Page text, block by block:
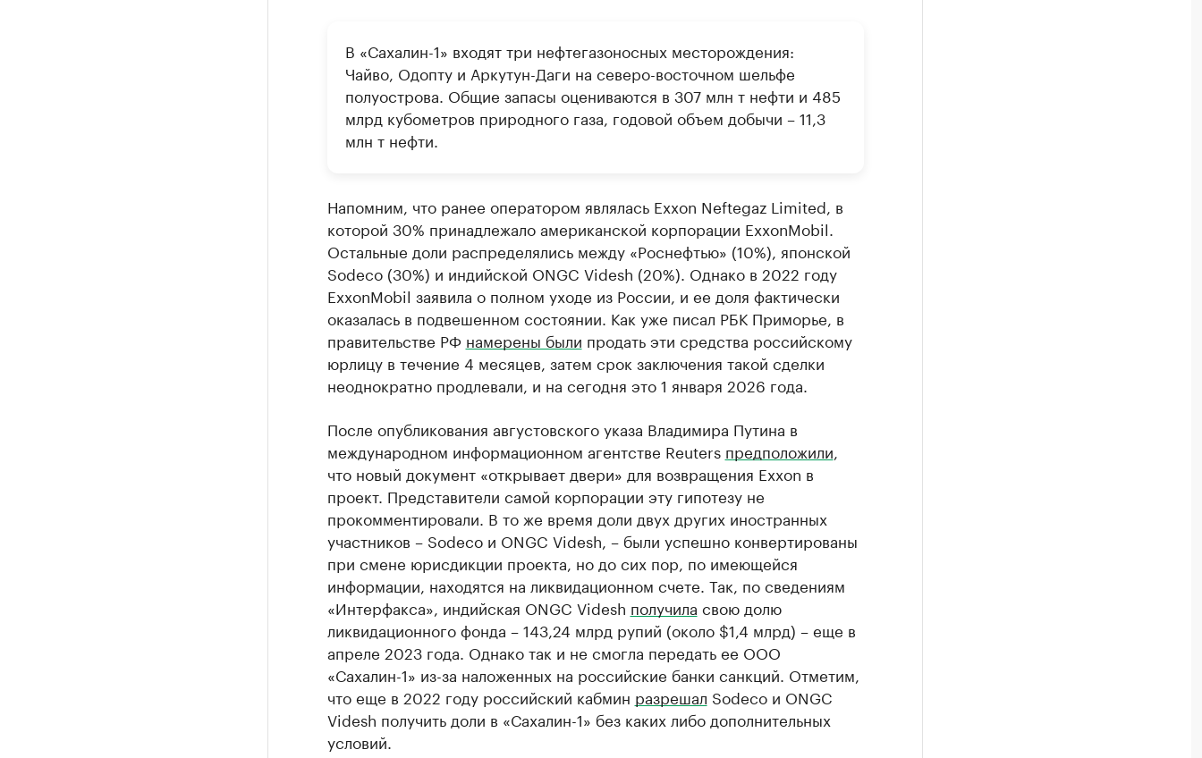
В «Сахалин-1» входят три нефтегазоносных месторождения:
Чайво, Одопту и Аркутун-Даги на северо-восточном шельфе
полуострова. Общие запасы оцениваются в 307 млн т нефти и 485
млрд кубометров природного газа, годовой объем добычи – 11,3
млн т нефти.
Напомним, что ранее оператором являлась Exxon Neftegaz Limited, в
которой 30% принадлежало американской корпорации ExxonMobil.
Остальные доли распределялись между «Роснефтью» (10%), японской
Sodeco (30%) и индийской ONGC Videsh (20%). Однако в 2022 году
ExxonMobil заявила о полном уходе из России, и ее доля фактически
оказалась в подвешенном состоянии. Как уже писал РБК Приморье, в
правительстве РФ намерены были продать эти средства российскому
юрлицу в течение 4 месяцев, затем срок заключения такой сделки
неоднократно продлевали, и на сегодня это 1 января 2026 года.
После опубликования августовского указа Владимира Путина в
международном информационном агентстве Reuters предположили
что новый документ «открывает двери» для возвращения Exxon в
проект. Представители самой корпорации эту гипотезу не
прокомментировали. В то же время доли двух других иностранных
участников – Sodeco и ONGC Videsh, – были успешно конвертированы
при смене юрисдикции проекта, но до сих пор, по имеющейся
информации, находятся на ликвидационном счете. Так, по сведениям
«Интерфакса», индийская ONGC Videsh получила свою долю
ликвидационного фонда – 143,24 млрд рупий (около $1,4 млрд) – еще в
апреле 2023 года. Однако так и не смогла передать ее ООО
«Сахалин-1» из-за наложенных на российские банки санкций. Отметим,
что еще в 2022 году российский кабмин разрешал Sodeco и ONGC
Videsh получить доли в «Сахалин-1» без каких либо дополнительных
условий.